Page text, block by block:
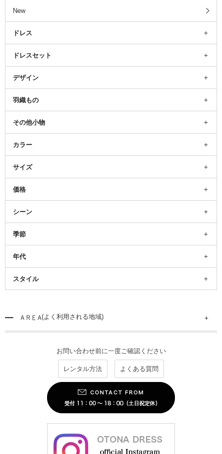
New
ドレス
ドレスセット
デザイン
羽織もの
その他小物
カラー
サイズ
価格
シーン
季節
年代
スタイル
(よく利用される地域)
お問い合わせ前に一度ご確認ください
レンタル方法 よくある質問